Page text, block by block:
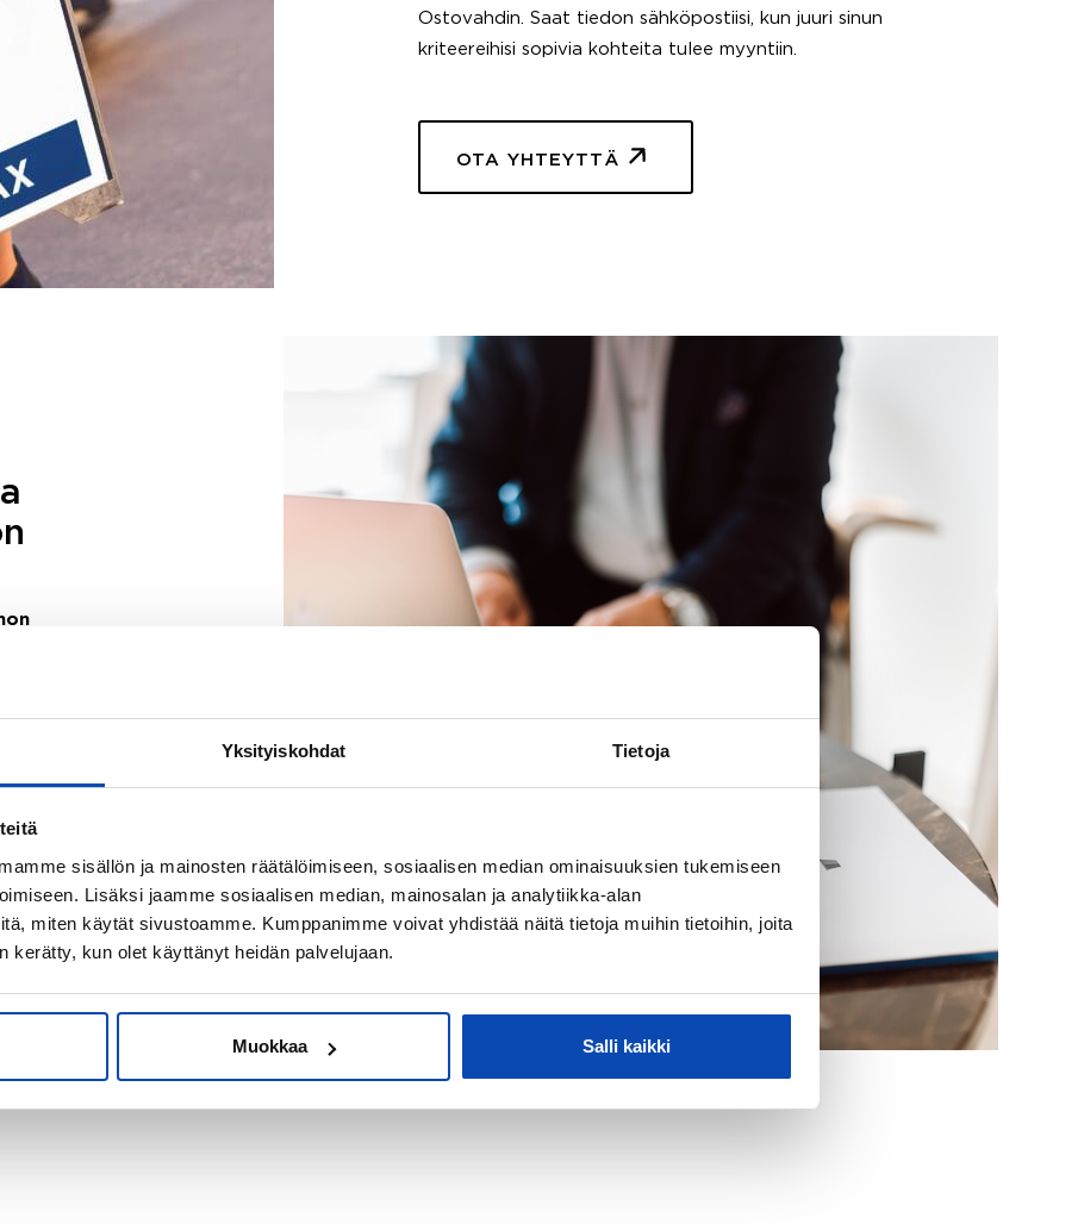
Yksityiskohdat Tietoja
sisällön ja mainosten räätälöimiseen, sosiaalisen median ominaisuuksien tukemiseen
Lisäksi jaamme sosiaalisen median, mainosalan ja analytiikka-alan
miten käytät sivustoamme. Kumppanimme voivat yhdistää näitä tietoja muihin tietoihin, joita
kerätty, kun olet käyttänyt heidän palvelujaan.
Muokkaa Salli kaikki
Ostovahdin. Saat tiedon sähköpostiisi, kun juuri sinun
kriteereihisi sopivia kohteita tulee myyntiin.
OTA YHTEYTTÄ
juuri sinulle
sen
sijoitus-